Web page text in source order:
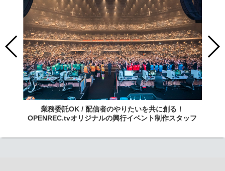
業務委託OK / 配信者のやりたいを共に創る！
OPENREC.tvオリジナルの興行イベント制作スタッフ